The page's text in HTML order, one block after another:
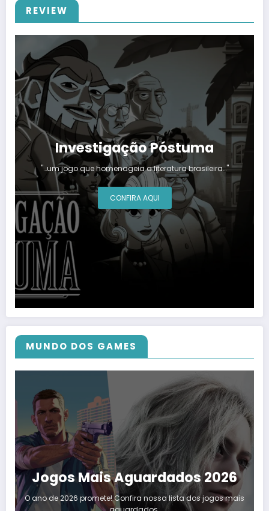
REVIEW
Investigação Póstuma
"…um jogo que homenageia a literatura brasileira…"
CONFIRA AQUI
MUNDO DOS GAMES
Jogos Mais Aguardados 2026
O ano de 2026 promete! Confira nossa lista dos jogos mais